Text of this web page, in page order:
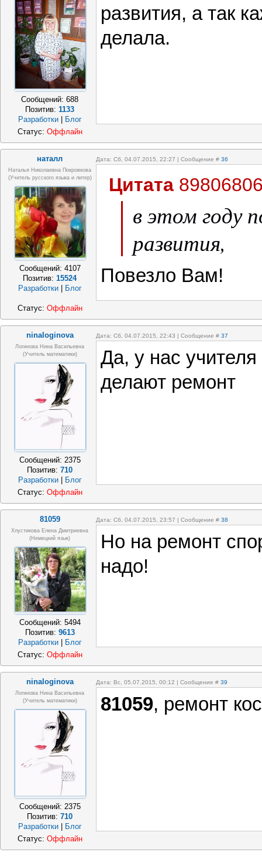
Сообщений:688
Позитив:1133
Разработки | Блог
развития, а так
делала.
Статус: Оффлайн
наталл Дата: Сб, 04.07.2015, 22:27 | Сообщение # 36
Наталья Николаевна Покровкова
(учитель русского языка и литер)
Сообщений: 4107
Позитив:15524
Разработки
Блог
Цитата
в этом году
развития,
Повезло Вам!
Статус: Оффлайн
ninaloginova Дата: Сб, 04.07.2015, 22:43 | Сообщение # 37
Логинова Нина Васильевна
(учитель математики)
Сообщений: 2375
Позитив:710
Разработки
Блог
Да, у нас
делают ремонт
Статус: Оффлайн
81059 Дата: Сб, 04.07.2015, 23:57 | Сообщение # 38
Хлустикова Елена Дмитриевна
(немецкий язык)
Сообщений: 5494
Позитив: 9613
Разработки
Блог
Но на ремонт
надо!
Статус: Оффлайн
ninaloginova Дата: Вс, 05.07.2015, 00:12 | Сообщение # 39
Логинова Нина Васильевна
(учитель математики)
Сообщений: 2375
Позитив:710
Разработки
Блог
81059, ремонт
Статус: Оффлайн